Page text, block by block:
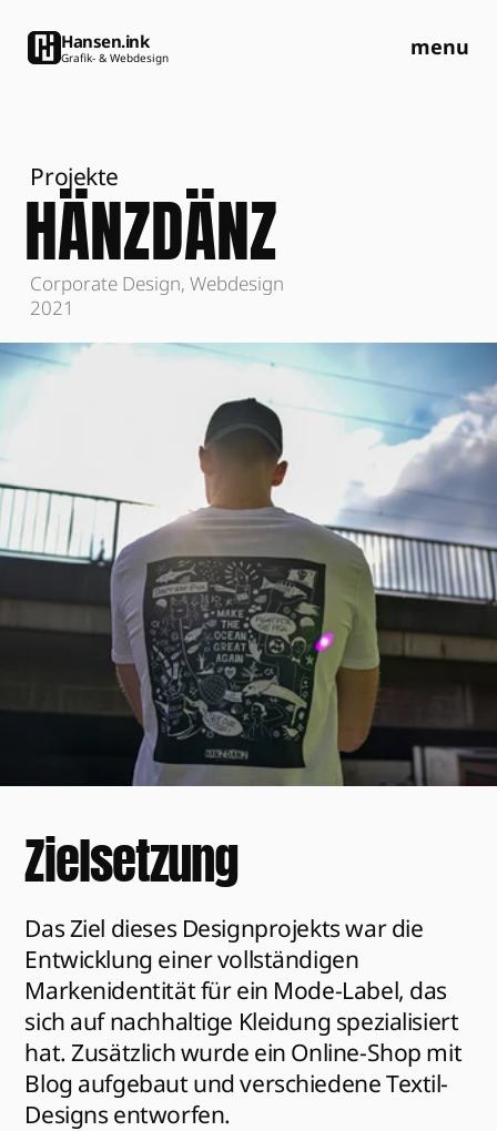
Hansen.ink
Grafik- & Webdesign menu
Projekte
HÄNZDÄNZ
Corporate Design, Webdesign
2021
Zielsetzung
Das Ziel dieses Designprojekts war die
Entwicklung einer vollständigen
Markenidentität für ein Mode-Label, das
sich auf nachhaltige Kleidung spezialisiert
hat. Zusätzlich wurde ein Online-Shop mit
Blog aufgebaut und verschiedene Textil-
Designs entworfen.